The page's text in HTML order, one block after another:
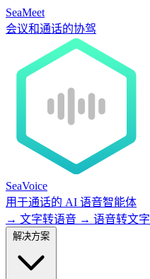
SeaMeet
会议和通话的协驾
SeaVoice
用于通话的 AI 语音智能体
→ 文字转语音 → 语音转文字